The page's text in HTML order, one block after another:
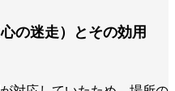
の迷走）とその効用